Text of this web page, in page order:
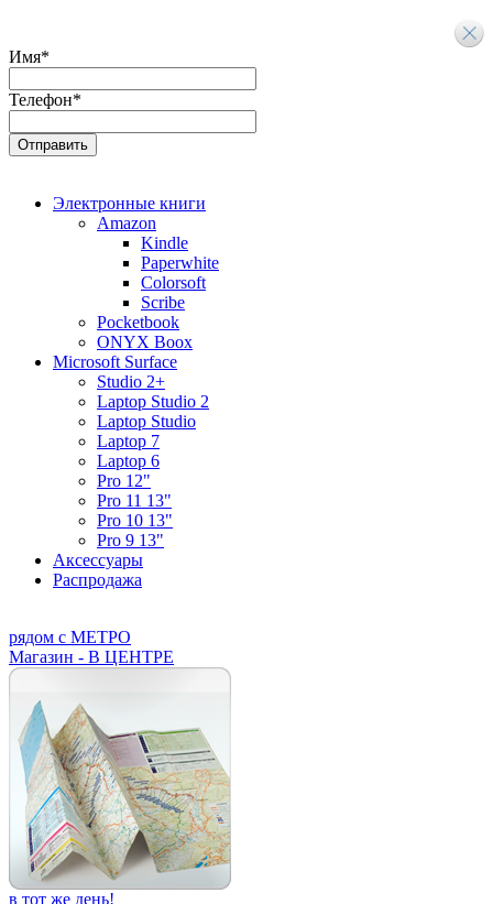
Имя*
Телефон*
Электронные книги
Amazon
Kindle
Paperwhite
Colorsoft
Scribe
Pocketbook
ONYX Boox
Microsoft Surface
Studio 2+
Laptop Studio 2
Laptop Studio
Laptop 7
Laptop 6
Pro 12"
Pro 11 13"
Pro 10 13"
Pro 9 13"
Аксессуары
Распродажа
рядом с МЕТРО
Магазин - В ЦЕНТРЕ
в тот же день!